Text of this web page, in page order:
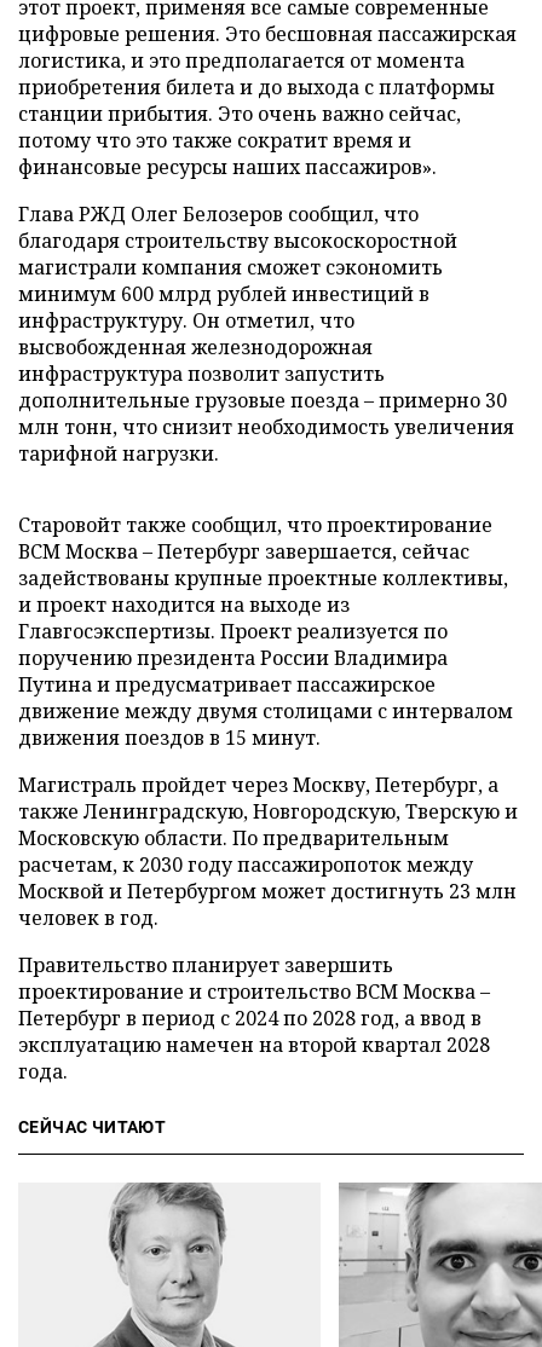
этот проект, применяя все самые современные
цифровые решения. Это бесшовная пассажирская
логистика, и это предполагается от момента
приобретения билета и до выхода с платформы
станции прибытия. Это очень важно сейчас,
потому что это также сократит время и
финансовые ресурсы наших пассажиров».
Глава РЖД Олег Белозеров сообщил, что
благодаря строительству высокоскоростной
магистрали компания сможет сэкономить
минимум 600 млрд рублей инвестиций в
инфраструктуру. Он отметил, что
высвобожденная железнодорожная
инфраструктура позволит запустить
дополнительные грузовые поезда – примерно 30
млн тонн, что снизит необходимость увеличения
тарифной нагрузки.
Старовойт также сообщил, что проектирование
ВСМ Москва – Петербург завершается, сейчас
задействованы крупные проектные коллективы,
и проект находится на выходе из
Главгосэкспертизы. Проект реализуется по
поручению президента России Владимира
Путина и предусматривает пассажирское
движение между двумя столицами с интервалом
движения поездов в 15 минут.
Магистраль пройдет через Москву, Петербург, а
также Ленинградскую, Новгородскую, Тверскую и
Московскую области. По предварительным
расчетам, к 2030 году пассажиропоток между
Москвой и Петербургом может достигнуть 23 млн
человек в год.
Правительство планирует завершить
проектирование и строительство ВСМ Москва –
Петербург в период с 2024 по 2028 год, а ввод в
эксплуатацию намечен на второй квартал 2028
года.
СЕЙЧАС ЧИТАЮТ